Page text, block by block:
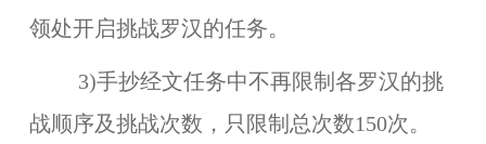
领处开启挑战罗汉的任务。
3)手抄经文任务中不再限制各罗汉的挑
战顺序及挑战次数，只限制总次数150次。